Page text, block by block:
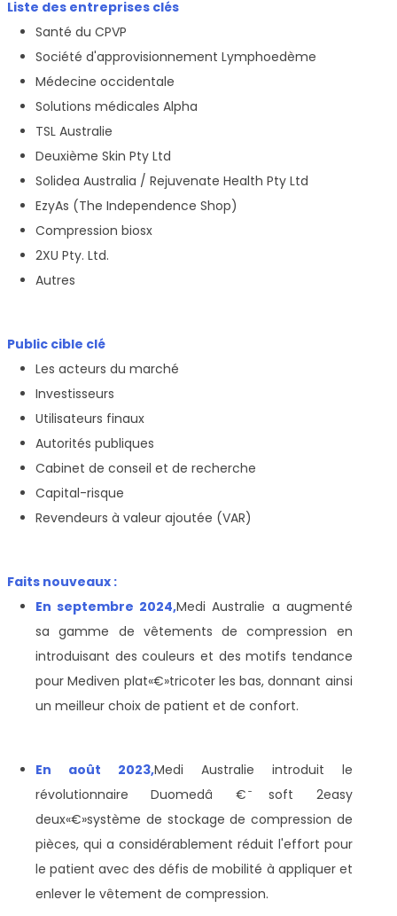
Liste des entreprises clés
Santé du CPVP
Société d'approvisionnement Lymphoedème
Médecine occidentale
Solutions médicales Alpha
TSL Australie
Deuxième Skin Pty Ltd
Solidea Australia / Rejuvenate Health Pty Ltd
EzyAs (The Independence Shop)
Compression biosx
2XU Pty. Ltd.
Autres
Public cible clé
Les acteurs du marché
Investisseurs
Utilisateurs finaux
Autorités publiques
Cabinet de conseil et de recherche
Capital-risque
Revendeurs à valeur ajoutée (VAR)
Faits nouveaux :
En septembre 2024,Medi Australie a augmenté
sa gamme de vêtements de compression en
introduisant des couleurs et des motifs tendance
pour Mediven plat«€»tricoter les bas, donnant ainsi
un meilleur choix de patient et de confort.
En août 2023,Medi Australie introduit le
révolutionnaire Duomedâ € ̄soft 2easy
deux«€»système de stockage de compression de
pièces, qui a considérablement réduit l'effort pour
le patient avec des défis de mobilité à appliquer et
enlever le vêtement de compression.